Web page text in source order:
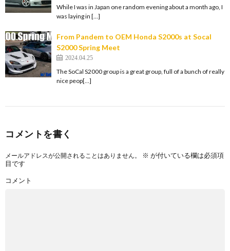
While I was in Japan one random evening about a month ago, I
was laying in […]
From Pandem to OEM Honda S2000s at Socal
S2000 Spring Meet
2024.04.25
The SoCal S2000 group is a great group, full of a bunch of really
nice peop[…]
コメントを書く
メールアドレスが公開されることはありません。 ※ が付いている欄は必須項
目です
コメント